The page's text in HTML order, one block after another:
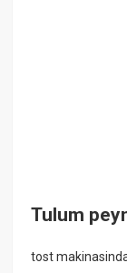
Tulum
tost